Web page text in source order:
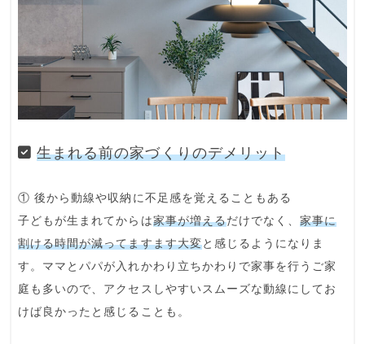
生まれる前の家づくりのデメリット
① 後から動線や収納に不足感を覚えることもある
子どもが生まれてからは家事が増えるだけでなく、家事に
割ける時間が減ってますます大変と感じるようになりま
す。ママとパパが入れかわり立ちかわりで家事を行うご家
庭も多いので、アクセスしやすいスムーズな動線にしてお
けば良かったと感じることも。